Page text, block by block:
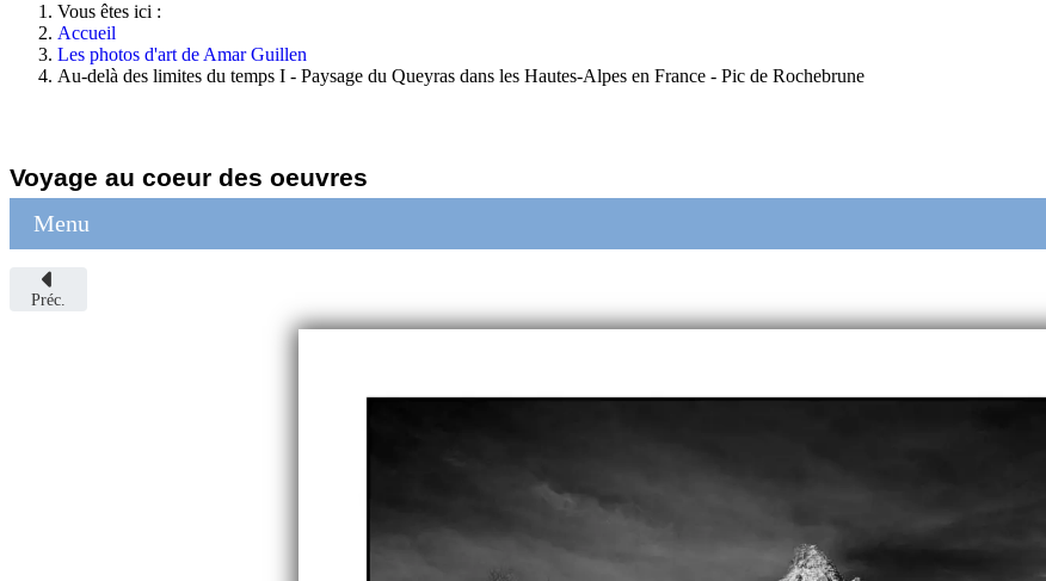
Vous êtes ici :
Accueil
Les photos d'art de Amar Guillen
Au-delà des limites du temps I - Paysage du Queyras dans les Hautes-Alpes en France - Pic de Rochebrune
Voyage au coeur des oeuvres
Menu
Préc.